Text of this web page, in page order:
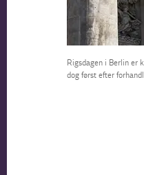
Rigsdagen i Berlin er
dog først efter